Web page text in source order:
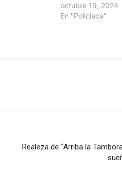
octubre 19, 2024
En "Policiaca"
Realeza de “Arriba la